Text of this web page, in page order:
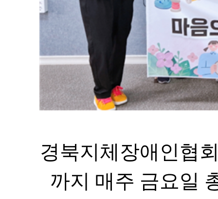
경북지체장애인협
까지 매주 금요일